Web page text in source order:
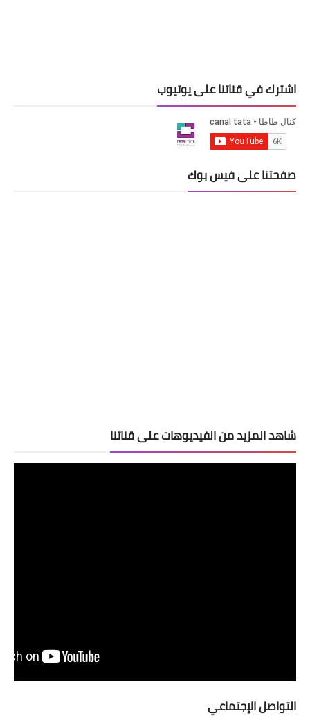
اشترك في قناتنا على يوتيوب
صفحتنا على فيس بوك
شاهد المزيد من الفيديوهات على قناتنا
التواصل الإجتماعي